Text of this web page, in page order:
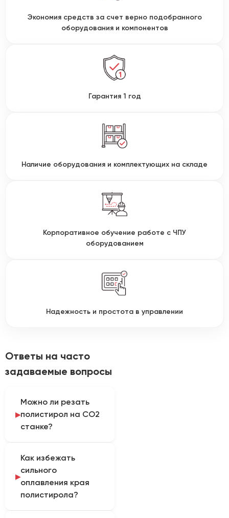
Экономия средств за счет верно подобранного
оборудования и компонентов
Гарантия 1 год
Наличие оборудования и комплектующих на складе
Корпоративное обучение работе с ЧПУ
оборудованием
Надежность и простота в управлении
Ответы на часто
задаваемые вопросы
Можно ли резать
полистирол на CO2
станке?
справляется с резкой
как ударопрочного, так
и прозрачного
полистирола. Однако
Как избежать
сильного
оплавления края
полистирола?